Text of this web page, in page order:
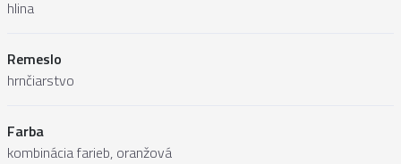
hlina
Remeslo
hrnčiarstvo
Farba
kombinácia farieb, oranžová